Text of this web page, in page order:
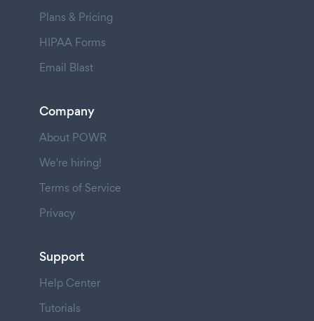
Plans & Pricing
HIPAA Forms
Email Blast
Company
About POWR
We're hiring!
Terms of Service
Privacy
Support
Help Center
Tutorials